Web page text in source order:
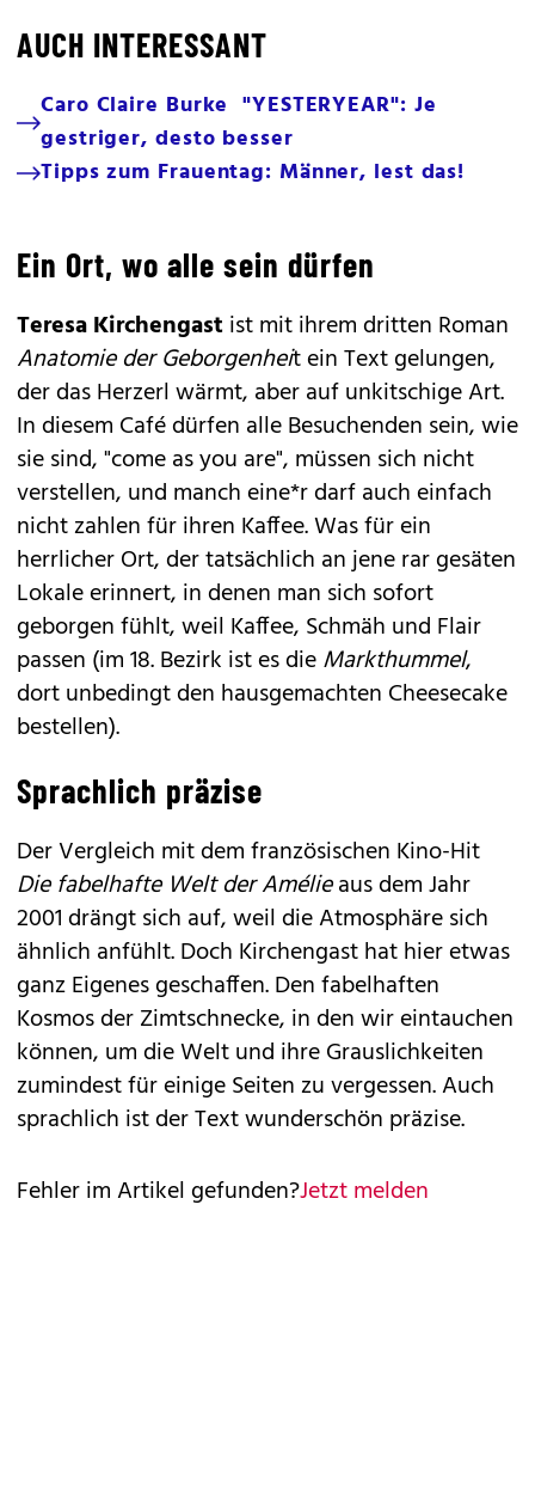
AUCH INTERESSANT
Caro Claire Burke "YESTERYEAR": Je
gestriger, desto besser
Tipps zum Frauentag: Männer, lest das!
Ein Ort, wo alle sein dürfen
Teresa Kirchengastist mit ihrem dritten Roman
Anatomie der Geborgenheit ein Text gelungen,
der das Herzerl wärmt, aber auf unkitschige Art.
In diesem Café dürfen alle Besuchenden sein, wie
sie sind, "come as you are", müssen sich nicht
verstellen, und manch eine*r darf auch einfach
nicht zahlen für ihren Kaffee. Was für ein
herrlicher Ort, der tatsächlich an jene rar gesäten
Lokale erinnert, in denen man sich sofort
geborgen fühlt, weil Kaffee, Schmäh und Flair
passen (im 18. Bezirk ist es dieMarkthummel,
dort unbedingt den hausgemachten Cheesecake
bestellen).
Sprachlich präzise
Der Vergleich mit dem französischen Kino-Hit
Die fabelhafte Welt der Amélieaus dem Jahr
2001 drängt sich auf, weil die Atmosphäre sich
ähnlich anfühlt. Doch Kirchengast hat hier etwas
ganz Eigenes geschaffen. Den fabelhaften
Kosmos der Zimtschnecke, in den wir eintauchen
können, um die Welt und ihre Grauslichkeiten
zumindest für einige Seiten zu vergessen. Auch
sprachlich ist der Text wunderschön präzise.
Fehler im Artikel gefunden?Jetzt melden